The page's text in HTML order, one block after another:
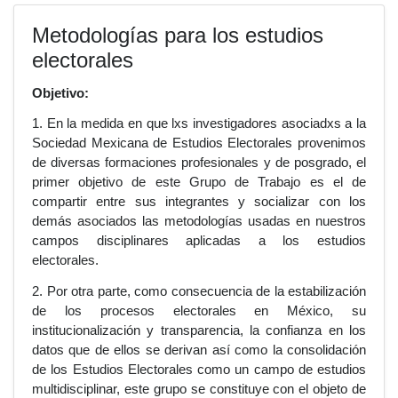
Metodologías para los estudios
electorales
Objetivo:
1. En la medida en que lxs investigadores asociadxs a la
Sociedad Mexicana de Estudios Electorales provenimos
de diversas formaciones profesionales y de posgrado, el
primer objetivo de este Grupo de Trabajo es el de
compartir entre sus integrantes y socializar con los
demás asociados las metodologías usadas en nuestros
campos disciplinares aplicadas a los estudios
electorales.
2. Por otra parte, como consecuencia de la estabilización
de los procesos electorales en México, su
institucionalización y transparencia, la confianza en los
datos que de ellos se derivan así como la consolidación
de los Estudios Electorales como un campo de estudios
multidisciplinar, este grupo se constituye con el objeto de